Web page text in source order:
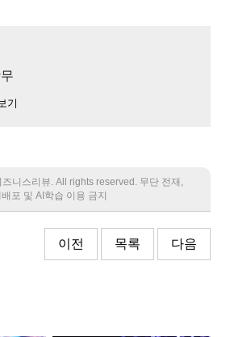
기
니스리뷰. All rights reserved. 무단 전재,
포 및 AI학습 이용 금지
이전 목록 다음